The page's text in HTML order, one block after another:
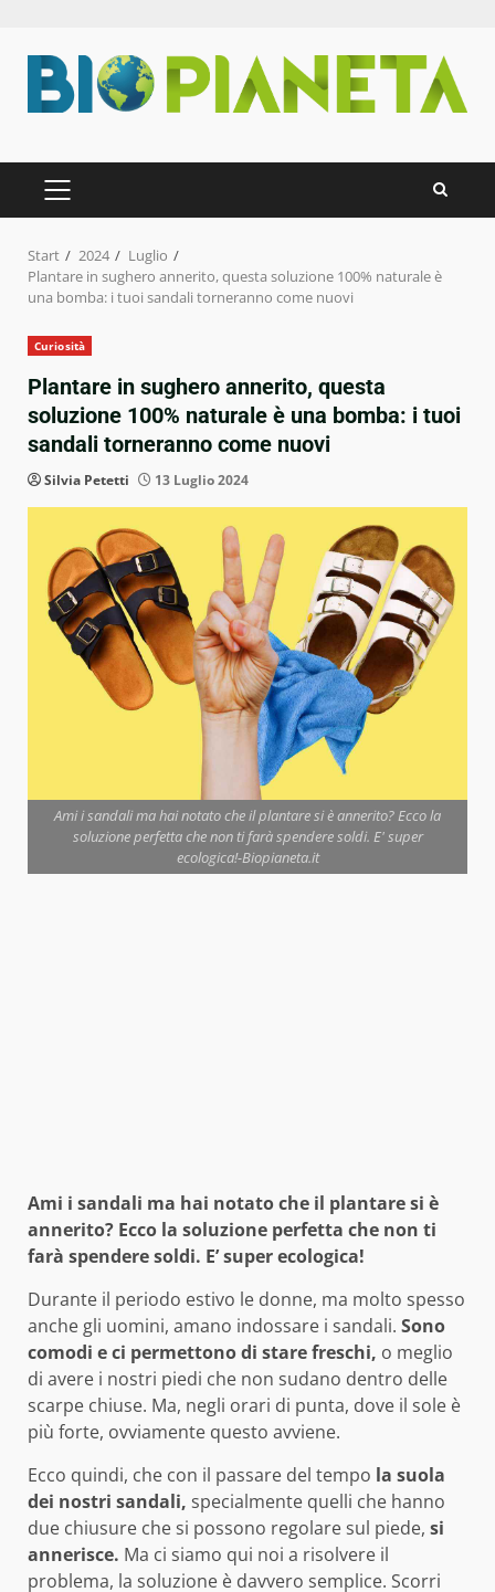
Inhalt
springen
PRIMÄRES
MENÜ
Start 2024
Luglio
Plantare in sughero annerito, questa soluzione 100% naturale è
una bomba: i tuoi sandali torneranno come nuovi
Curiosità
Plantare in sughero annerito, questa
soluzione 100% naturale è una bomba: i tuoi
sandali torneranno come nuovi
Silvia Petetti 13 Luglio 2024
Ami i sandali ma hai notato che il plantare si è annerito? Ecco la
soluzione perfetta che non ti farà spendere soldi. E' super
ecologica!-Biopianeta.it
Ami i sandali ma hai notato che il plantare si è
annerito? Ecco la soluzione perfetta che non ti
farà spendere soldi. E’ super ecologica!
Durante il periodo estivo le donne, ma molto spesso
anche gli uomini, amano indossare i sandali. Sono
comodi e ci permettono di stare freschi, o meglio
di avere i nostri piedi che non sudano dentro delle
scarpe chiuse. Ma, negli orari di punta, dove il sole è
più forte, ovviamente questo avviene.
Ecco quindi, che con il passare del tempo la suola
dei nostri sandali, specialmente quelli che hanno
due chiusure che si possono regolare sul piede, si
annerisce. Ma ci siamo qui noi a risolvere il
problema, la soluzione è davvero semplice. Scorri